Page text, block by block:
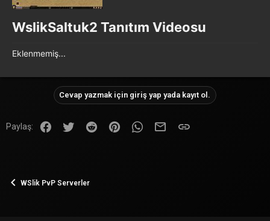
WslikSaltuk2 Tanıtım Videosu​
Eklenmemiş...
Cevap yazmak için giriş yap yada kayıt ol.
Paylaş: FacebookTwitter Reddit PinterestWhatsApp
E-posta
WSlik PvP Serverler